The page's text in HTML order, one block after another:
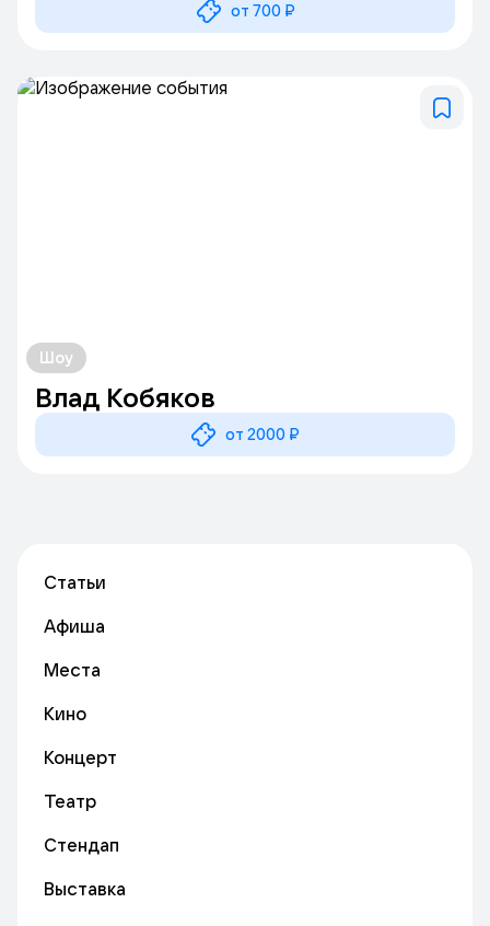
от 700 ₽
Шоу
Влад Кобяков
от 2000 ₽
Статьи
Афиша
Места
Кино
Концерт
Театр
Стендап
Выставка